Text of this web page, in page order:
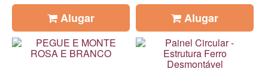
Alugar Alugar